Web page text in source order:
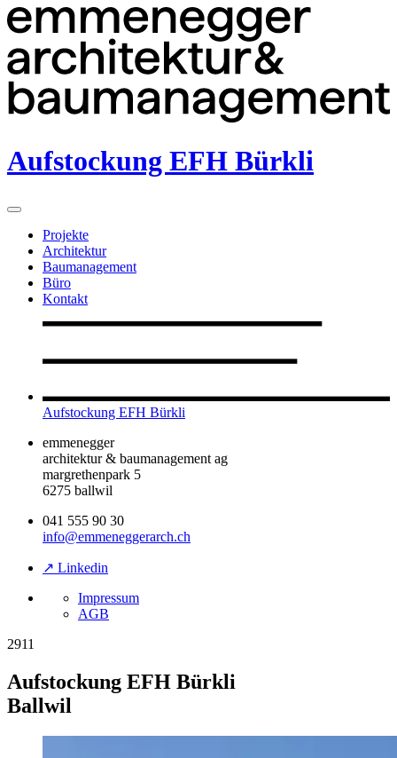
Aufstockung EFH Bürkli
Projekte
Architektur
Baumanagement
Büro
Kontakt
Aufstockung EFH Bürkli
emmenegger
architektur & baumanagement ag
margrethenpark 5
6275 ballwil
041 555 90 30
info@emmeneggerarch.ch
↗ Linkedin
Impressum
AGB
2911
Aufstockung EFH Bürkli
Ballwil